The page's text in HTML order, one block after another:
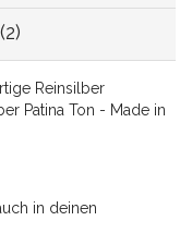
Reinsilber
Patina Ton - Made in
in deinen